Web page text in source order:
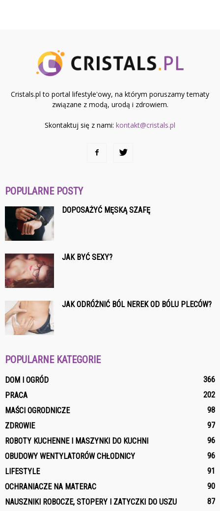
Cristals.pl to portal lifestyle'owy, na którym poruszamy tematy
związane z modą, urodą i zdrowiem.
Skontaktuj się z nami: kontakt@cristals.pl
POPULARNE POSTY
DOPOSAŻYĆ MĘSKĄ SZAFĘ
JAK BYĆ SEXY?
JAK ODRÓŻNIĆ BÓL NEREK OD BÓLU PLECÓW?
POPULARNE KATEGORIE
DOM I OGRÓD
366
PRACA
202
MAŚCI OGRODNICZE
98
ZDROWIE
97
ROBOTY KUCHENNE I MASZYNKI DO KUCHNI
96
OBUDOWY WENTYLATORÓW CHŁODNICY
96
LIFESTYLE
91
OCHRANIACZE NA MATERAC
90
NAUSZNIKI ROBOCZE, STOPERY I ZATYCZKI DO USZU
87